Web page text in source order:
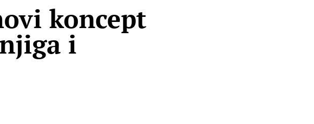
koncept
i